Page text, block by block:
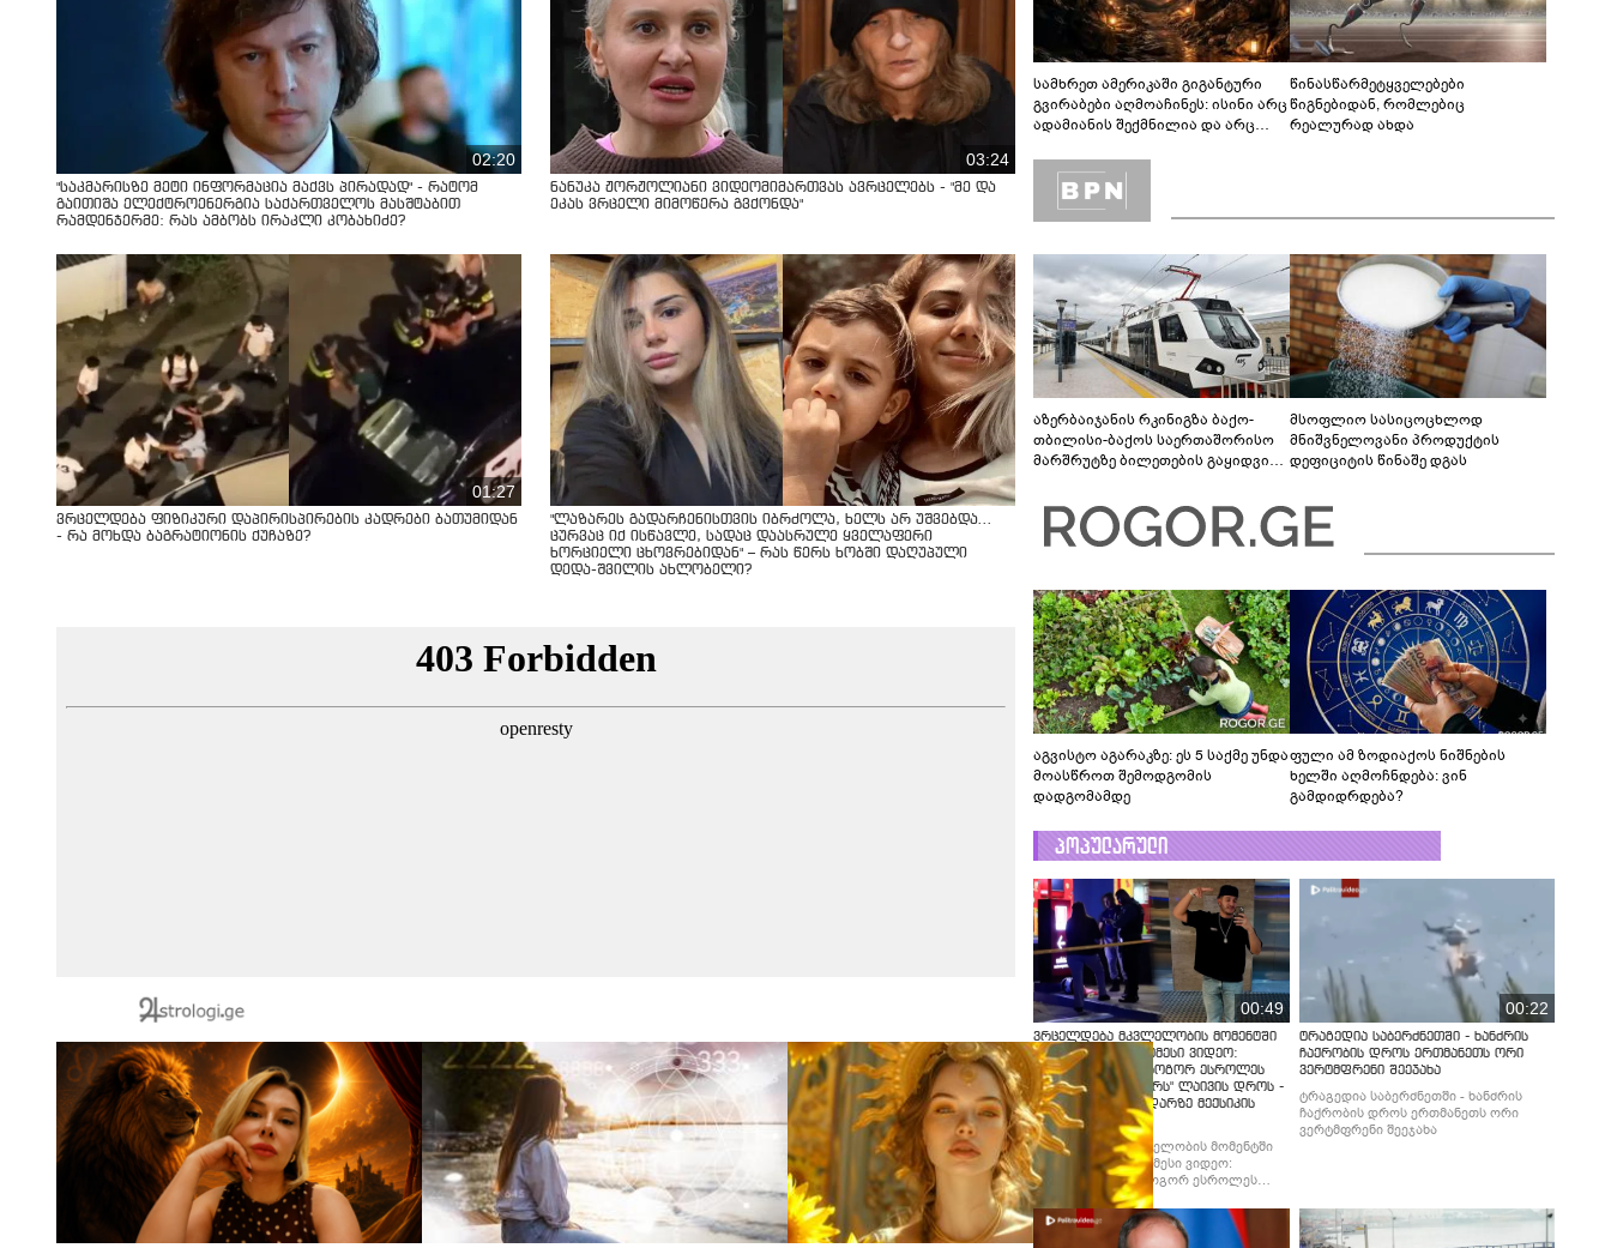
02:20
"საკმარისზე მეტი ინფორმაცია მაქვს პირადად" - რატომ
გაითიშა ელექტროენერგია საქართველოს მასშტაბით
რამდენჯერმე: რას ამბობს ირაკლი კობახიძე?
03:24
ნანუკა ჟორჟოლიანი ვიდეომიმართვას ავრცელებს - "მე და
ეკას ვრცელი მიმოწერა გვქონდა"
01:27
ვრცელდება ფიზიკური დაპირისპირების კადრები ბათუმიდან
- რა მოხდა ბაგრატიონის ქუჩაზე?
"ლაზარეს გადარჩენისთვის იბრძოლა, ხელს არ უშვებდა…
ცურვაც იქ ისწავლე, სადაც დაასრულე ყველაფერი
ხორციელი ცხოვრებიდან" – რას წერს ხობში დაღუპული
დედა-შვილის ახლობელი?
სამხრეთ ამერიკაში გიგანტური
გვირაბები აღმოაჩინეს: ისინი არც
ადამიანის შექმნილია და არც
ლაბირინთები?
წინასწარმეტყველებები
წიგნებიდან, რომლებიც
რეალურად ახდა
აზერბაიჯანის რკინიგზა ბაქო-
თბილისი-ბაქოს საერთაშორისო
მარშრუტზე ბილეთების გაყიდვის
მსოფლიო სასიცოცხლოდ
მნიშვნელოვანი პროდუქტის
დეფიციტის წინაშე დგას
აგვისტო აგარაკზე: ეს 5 საქმე უნდა
მოასწროთ შემოდგომის
დადგომამდე
ფული ამ ზოდიაქოს ნიშნების
ხელში აღმოჩნდება: ვინ
გამდიდრდება?
პოპულარული
00:49
ვრცელდება მკვლელობის მომენტში
გადაღებული უმძიმესი ვიდეო:
კადრებში ჩანს, როგორ ესროლეს
ცნობილ "ტიკტოკერს" ლაივის დროს -
რას ამბობს მომხდარზე მექსიკის
პოლიცია
ვრცელდება მკვლელობის მომენტში
გადაღებული უმძიმესი ვიდეო:
კადრებში ჩანს, როგორ ესროლეს
ცნობილ "ტიკტოკერს" ლაივის დროს -
რას ამბობს მომხდარზე მექსიკის
პოლიცია
00:22
ტრაგედია საბერძნეთში - ხანძრის
ჩაქრობის დროს ერთმანეთს ორი
ვერტმფრენი შეეჯახა
ტრაგედია საბერძნეთში - ხანძრის
ჩაქრობის დროს ერთმანეთს ორი
ვერტმფრენი შეეჯახა